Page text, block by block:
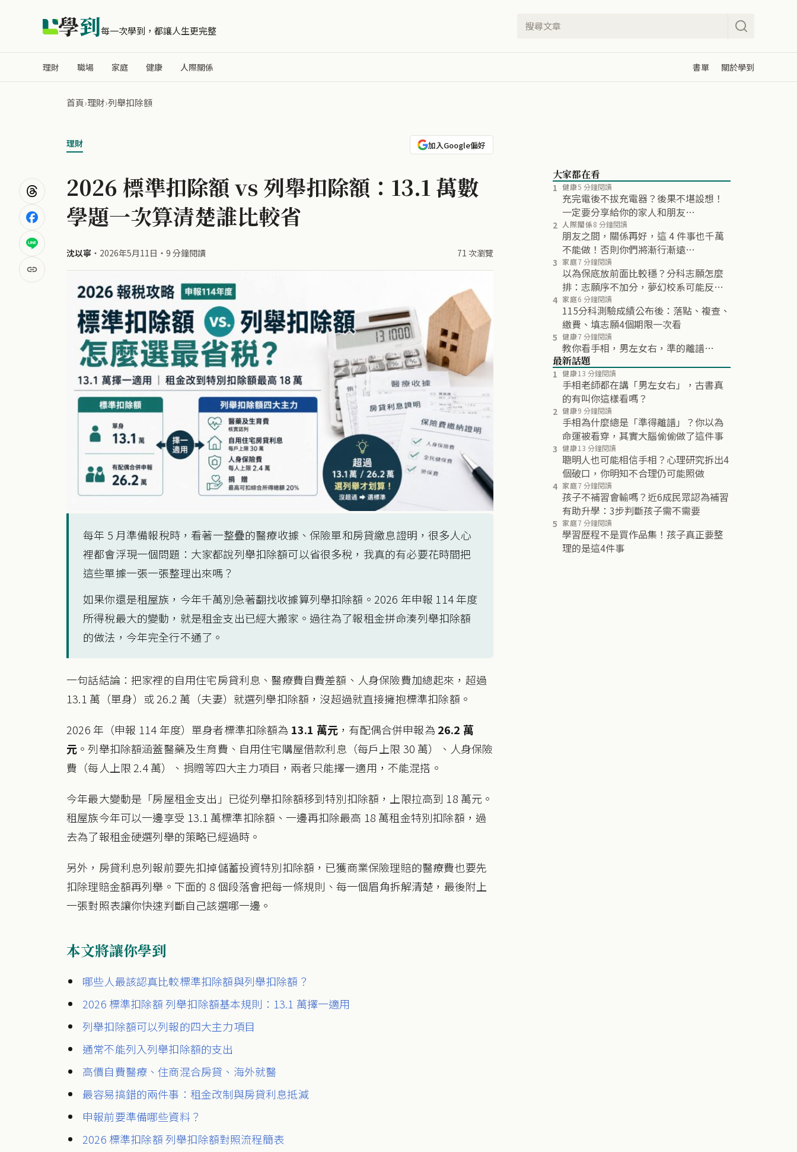
學到每一次學到，都讓人生更完整
理財 職場 家庭 健康 人際關係 書單 關於學到
首頁›理財›列舉扣除額
理財 加入Google偏好
2026 標準扣除額 vs 列舉扣除額：13.1 萬數
學題一次算清楚誰比較省
沈以寧 ・ 2026年5月11日 ・ 9 分鐘閱讀 71 次瀏覽
每年 5 月準備報稅時，看著一整疊的醫療收據、保險單和房貸繳息證明，很多人心
裡都會浮現一個問題：大家都說列舉扣除額可以省很多稅，我真的有必要花時間把
這些單據一張一張整理出來嗎？
如果你還是租屋族，今年千萬別急著翻找收據算列舉扣除額。2026 年申報 114 年度
所得稅最大的變動，就是租金支出已經大搬家。過往為了報租金拼命湊列舉扣除額
的做法，今年完全行不通了。
一句話結論：把家裡的自用住宅房貸利息、醫療費自費差額、人身保險費加總起來，超過
13.1 萬（單身）或 26.2 萬（夫妻）就選列舉扣除額，沒超過就直接擁抱標準扣除額。
2026 年（申報 114 年度）單身者標準扣除額為 13.1 萬元 ，有配偶合併申報為 26.2 萬
元 。列舉扣除額涵蓋醫藥及生育費、自用住宅購屋借款利息（每戶上限 30 萬）、人身保險
費（每人上限 2.4 萬）、捐贈等四大主力項目，兩者只能擇一適用，不能混搭。
今年最大變動是「房屋租金支出」已從列舉扣除額移到特別扣除額，上限拉高到 18 萬元。
租屋族今年可以一邊享受 13.1 萬標準扣除額、一邊再扣除最高 18 萬租金特別扣除額，過
去為了報租金硬選列舉的策略已經過時。
另外，房貸利息列報前要先扣掉儲蓄投資特別扣除額，已獲商業保險理賠的醫療費也要先
扣除理賠金額再列舉。下面的 8 個段落會把每一條規則、每一個眉角拆解清楚，最後附上
一張對照表讓你快速判斷自己該選哪一邊。
本文將讓你學到
哪些人最該認真比較標準扣除額與列舉扣除額？
2026 標準扣除額 列舉扣除額基本規則：13.1 萬擇一適用
列舉扣除額可以列報的四大主力項目
通常不能列入列舉扣除額的支出
高價自費醫療、住商混合房貸、海外就醫
最容易搞錯的兩件事：租金改制與房貸利息抵減
申報前要準備哪些資料？
2026 標準扣除額 列舉扣除額對照流程簡表
大家都在看
1 健康5 分鐘閱讀
充完電後不拔充電器？後果不堪設想！
一定要分享給你的家人和朋友…
2 人際關係8 分鐘閱讀
朋友之間，關係再好，這 4 件事也千萬
不能做！否則你們將漸行漸遠…
3 家庭7 分鐘閱讀
以為保底放前面比較穩？分科志願怎麼
排：志願序不加分，夢幻校系可能反而
不再分發
4 家庭6 分鐘閱讀
115分科測驗成績公布後：落點、複查、
繳費、填志願4個期限一次看
5 健康7 分鐘閱讀
教你看手相，男左女右，準的離譜…
最新話題
1 健康13 分鐘閱讀
手相老師都在講「男左女右」，古書真
的有叫你這樣看嗎？
2 健康9 分鐘閱讀
手相為什麼總是「準得離譜」？你以為
命運被看穿，其實大腦偷偷做了這件事
3 健康13 分鐘閱讀
聰明人也可能相信手相？心理研究拆出4
個破口，你明知不合理仍可能照做
4 家庭7 分鐘閱讀
孩子不補習會輸嗎？近6成民眾認為補習
有助升學：3步判斷孩子需不需要
5 家庭7 分鐘閱讀
學習歷程不是買作品集！孩子真正要整
理的是這4件事